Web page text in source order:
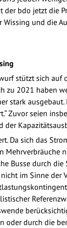
bdo jetzt die
und die
stützt sich
zu 2021 haben
stark
Zuvor seien
der
Da sich das
Mehrverbräuche
Busse durch
im Sinne der
oder durch die